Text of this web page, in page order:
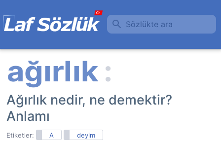
Sözlükte ara
Ağırlık nedir, ne demektir?
Anlamı
Etiketler: A
deyim